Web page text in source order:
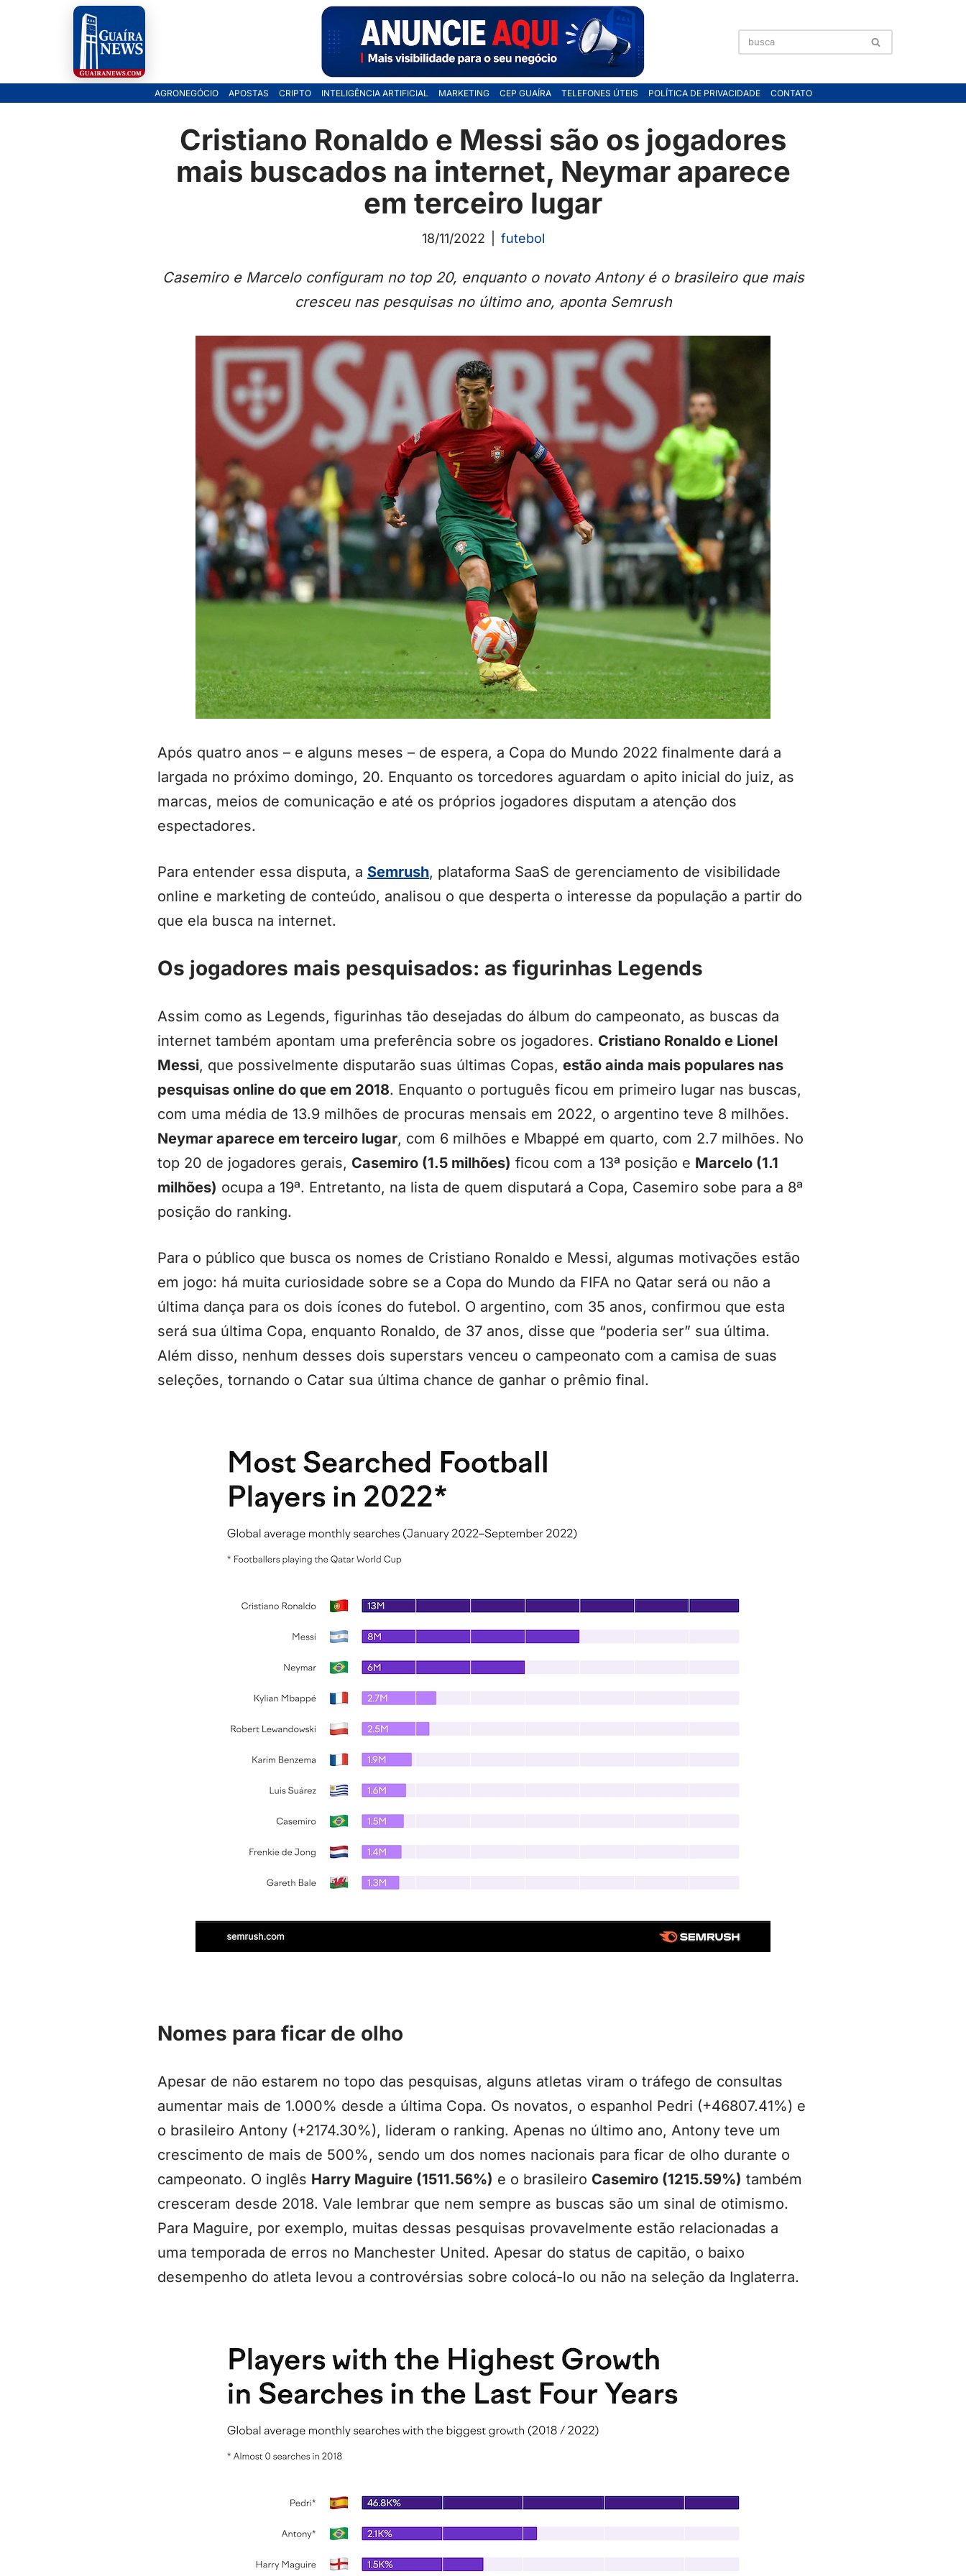
AGRONEGÓCIO APOSTAS CRIPTO INTELIGÊNCIA ARTIFICIAL MARKETING CEP GUAÍRA TELEFONES ÚTEIS POLÍTICA DE PRIVACIDADE CONTATO
Cristiano Ronaldo e Messi são os jogadores
mais buscados na internet, Neymar aparece
em terceiro lugar
18/11/2022 futebol
Casemiro e Marcelo configuram no top 20, enquanto o novato Antony é o brasileiro que mais
cresceu nas pesquisas no último ano, aponta Semrush
Após quatro anos – e alguns meses – de espera, a Copa do Mundo 2022 finalmente dará a
largada no próximo domingo, 20. Enquanto os torcedores aguardam o apito inicial do juiz, as
marcas, meios de comunicação e até os próprios jogadores disputam a atenção dos
espectadores.
Para entender essa disputa, a Semrush, plataforma SaaS de gerenciamento de visibilidade
online e marketing de conteúdo, analisou o que desperta o interesse da população a partir do
que ela busca na internet.
Os jogadores mais pesquisados: as figurinhas Legends
Assim como as Legends, figurinhas tão desejadas do álbum do campeonato, as buscas da
internet também apontam uma preferência sobre os jogadores. Cristiano Ronaldo e Lionel
Messi, que possivelmente disputarão suas últimas Copas, estão ainda mais populares nas
pesquisas online do que em 2018. Enquanto o português ficou em primeiro lugar nas buscas,
com uma média de 13.9 milhões de procuras mensais em 2022, o argentino teve 8 milhões.
Neymar aparece em terceiro lugar, com 6 milhões e Mbappé em quarto, com 2.7 milhões. No
top 20 de jogadores gerais, Casemiro (1.5 milhões) ficou com a 13ª posição e Marcelo (1.1
milhões) ocupa a 19ª. Entretanto, na lista de quem disputará a Copa, Casemiro sobe para a 8ª
posição do ranking.
Para o público que busca os nomes de Cristiano Ronaldo e Messi, algumas motivações estão
em jogo: há muita curiosidade sobre se a Copa do Mundo da FIFA no Qatar será ou não a
última dança para os dois ícones do futebol. O argentino, com 35 anos, confirmou que esta
será sua última Copa, enquanto Ronaldo, de 37 anos, disse que “poderia ser” sua última.
Além disso, nenhum desses dois superstars venceu o campeonato com a camisa de suas
seleções, tornando o Catar sua última chance de ganhar o prêmio final.
Nomes para ficar de olho
Apesar de não estarem no topo das pesquisas, alguns atletas viram o tráfego de consultas
aumentar mais de 1.000% desde a última Copa. Os novatos, o espanhol Pedri (+46807.41%) e
o brasileiro Antony (+2174.30%), lideram o ranking. Apenas no último ano, Antony teve um
crescimento de mais de 500%, sendo um dos nomes nacionais para ficar de olho durante o
campeonato. O inglês Harry Maguire (1511.56%) e o brasileiro Casemiro (1215.59%) também
cresceram desde 2018. Vale lembrar que nem sempre as buscas são um sinal de otimismo.
Para Maguire, por exemplo, muitas dessas pesquisas provavelmente estão relacionadas a
uma temporada de erros no Manchester United. Apesar do status de capitão, o baixo
desempenho do atleta levou a controvérsias sobre colocá-lo ou não na seleção da Inglaterra.